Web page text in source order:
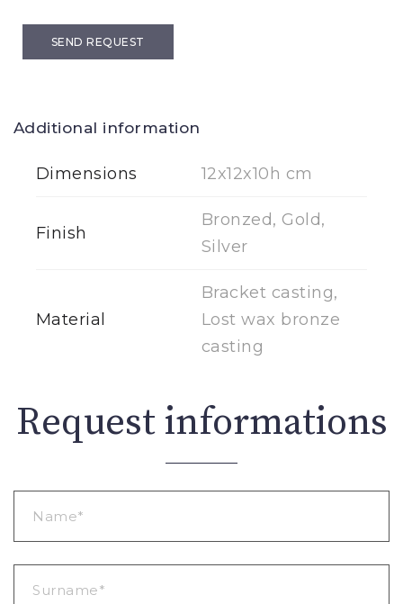
SEND REQUEST
Additional information
Dimensions 12x12x10h cm
Finish
Bronzed, Gold,
Silver
Material
Bracket casting,
Lost wax bronze
casting
Request informations